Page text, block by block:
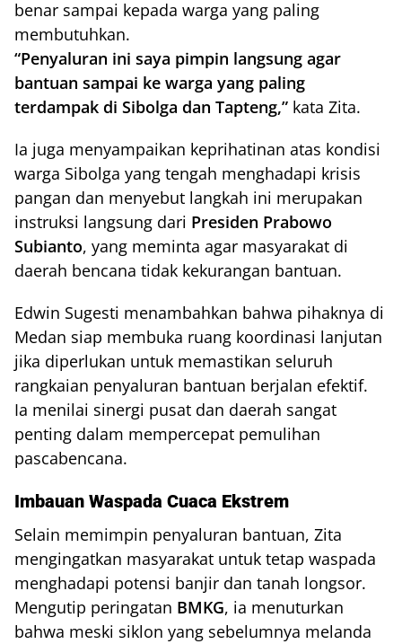
benar sampai kepada warga yang paling
membutuhkan.
“Penyaluran ini saya pimpin langsung agar
bantuan sampai ke warga yang paling
terdampak di Sibolga dan Tapteng,” kata Zita.
Ia juga menyampaikan keprihatinan atas kondisi
warga Sibolga yang tengah menghadapi krisis
pangan dan menyebut langkah ini merupakan
instruksi langsung dari Presiden Prabowo
Subianto, yang meminta agar masyarakat di
daerah bencana tidak kekurangan bantuan.
Edwin Sugesti menambahkan bahwa pihaknya di
Medan siap membuka ruang koordinasi lanjutan
jika diperlukan untuk memastikan seluruh
rangkaian penyaluran bantuan berjalan efektif.
Ia menilai sinergi pusat dan daerah sangat
penting dalam mempercepat pemulihan
pascabencana.
Imbauan Waspada Cuaca Ekstrem
Selain memimpin penyaluran bantuan, Zita
mengingatkan masyarakat untuk tetap waspada
menghadapi potensi banjir dan tanah longsor.
Mengutip peringatan BMKG, ia menuturkan
bahwa meski siklon yang sebelumnya melanda